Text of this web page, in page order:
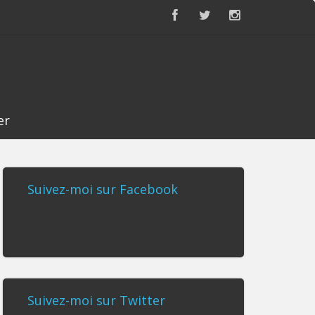
Suivez-moi sur Facebook
Suivez-moi sur Twitter